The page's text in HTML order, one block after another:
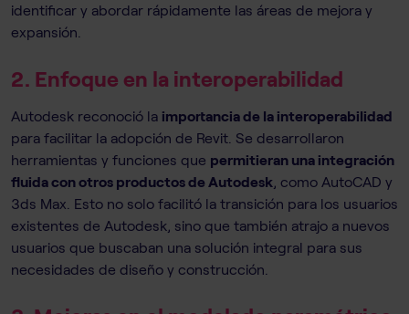
identificar y abordar rápidamente las áreas de mejora y
expansión.
2. Enfoque en la interoperabilidad
Autodesk reconoció la importancia de la interoperabilidad
para facilitar la adopción de Revit. Se desarrollaron
herramientas y funciones que permitieran una integración
fluida con otros productos de Autodesk , como AutoCAD y
3ds Max. Esto no solo facilitó la transición para los usuarios
existentes de Autodesk, sino que también atrajo a nuevos
usuarios que buscaban una solución integral para sus
necesidades de diseño y construcción.